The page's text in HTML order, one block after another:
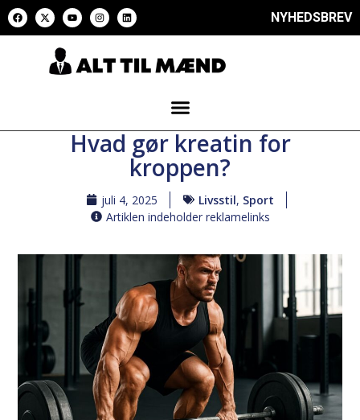
NYHEDSBREV
Hvad gør kreatin for
kroppen?
juli 4, 2025 Livsstil, Sport
Artiklen indeholder reklamelinks